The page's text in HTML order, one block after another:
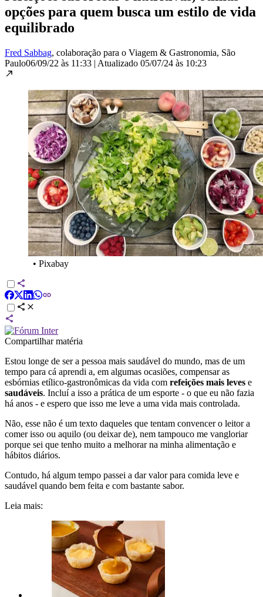
opções para quem busca um estilo de vida
equilibrado
Fred Sabbag, colaboração para o Viagem & Gastronomia, São
Paulo06/09/22 às 11:33 | Atualizado 05/07/24 às 10:23
• Pixabay
Compartilhar matéria
Estou longe de ser a pessoa mais saudável do mundo, mas de um
tempo para cá aprendi a, em algumas ocasiões, compensar as
esbórnias etílico-gastronômicas da vida com refeições mais leves e
saudáveis. Incluí a isso a prática de um esporte - o que eu não fazia
há anos - e espero que isso me leve a uma vida mais controlada.
Não, esse não é um texto daqueles que tentam convencer o leitor a
comer isso ou aquilo (ou deixar de), nem tampouco me vangloriar
porque sei que tenho muito a melhorar na minha alimentação e
hábitos diários.
Contudo, há algum tempo passei a dar valor para comida leve e
saudável quando bem feita e com bastante sabor.
Leia mais: